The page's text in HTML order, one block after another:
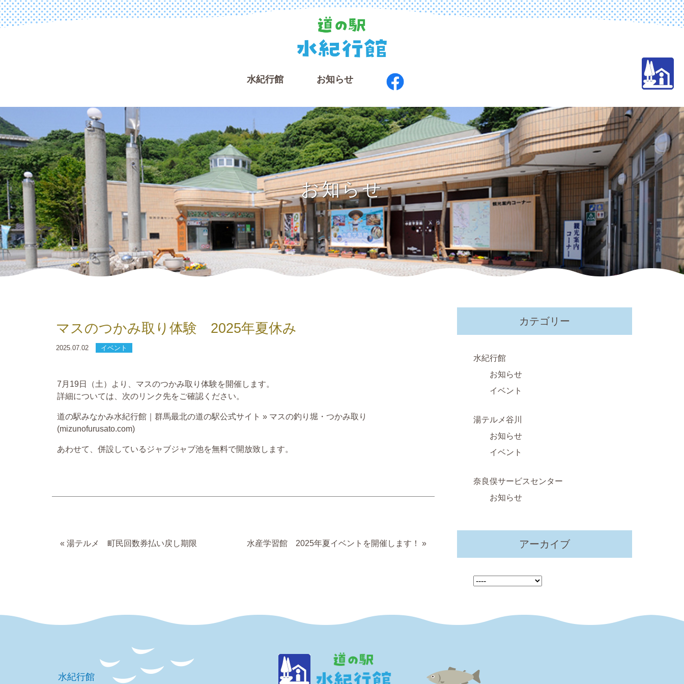
⽔紀⾏館 お知らせ
お知らせ
マスのつかみ取り体験 2025年夏休み
2025.07.02 イベント
7月19日（土）より、マスのつかみ取り体験を開催します。
詳細については、次のリンク先をご確認ください。
道の駅みなかみ水紀行館｜群馬最北の道の駅公式サイト » マスの釣り堀・つかみ取り
(mizunofurusato.com)
あわせて、併設しているジャブジャブ池を無料で開放致します。
« 湯テルメ 町民回数券払い戻し期限 水産学習館 2025年夏イベントを開催します！ »
カテゴリー
水紀行館
お知らせ
イベント
湯テルメ谷川
お知らせ
イベント
奈良俣サービスセンター
お知らせ
アーカイブ
水紀行館